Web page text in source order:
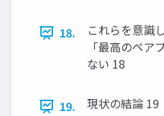
18.
これらを意識
「最高のペア
ない 18
19. 現状の結論 19